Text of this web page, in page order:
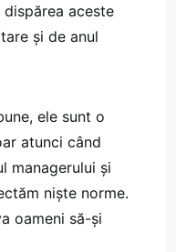
aceste
și de anul
ele sunt o
atunci când
managerului și
niște norme.
oameni să-și